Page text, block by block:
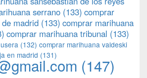
serrano (133) comprar
madrid (133) comprar marihuana
comprar marihuana tribunal (133)
(132) comprar marihuana valdeski
en madrid (131) (147)